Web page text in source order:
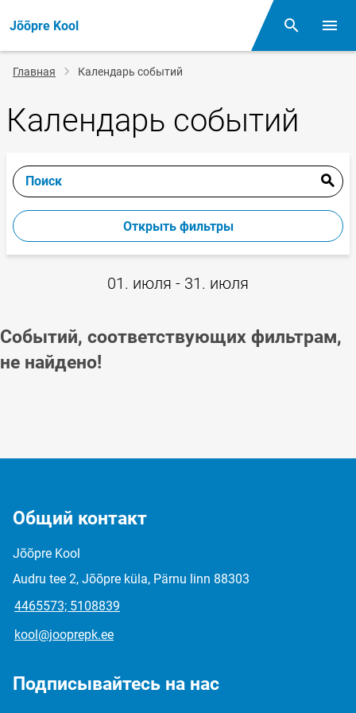
Jõõpre Kool Поиск
Строка
навигации
Главная Календарь событий
Календарь событий
Поиск
Открыть фильтры
01. июля - 31. июля
Событий, соответствующих фильтрам,
не найдено!
Общий контакт
Jõõpre Kool
Audru tee 2, Jõõpre küla, Pärnu linn 88303
4465573; 5108839
kool@jooprepk.ee
Подписывайтесь на нас